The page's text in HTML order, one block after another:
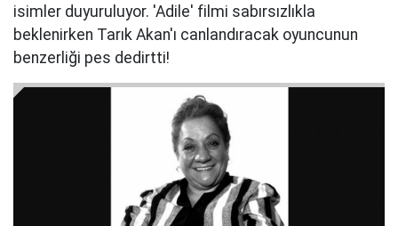
isimler duyuruluyor. 'Adile' filmi sabırsızlıkla
beklenirken Tarık Akan'ı canlandıracak oyuncunun
benzerliği pes dedirtti!